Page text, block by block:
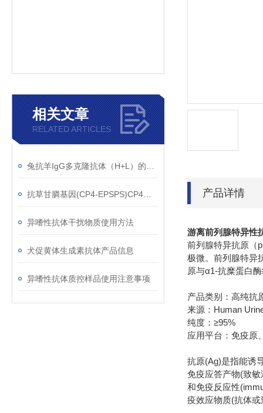
相关文章
RELATED ARTICLES
异嗜性抗体干扰物质使用方法
犬促黄体生成素抗体产品信息
异嗜性抗体质控样品使用注意事项
产品详情
游离前列腺特异性
前列腺特异抗原（
极微。前列腺特异
原与α1-抗糜蛋白
产品类别：高纯抗
来源：Human
纯度：≥95%
应用平台：免疫原
抗原(Ag)是指能诱
免疫应答产物(致
和免疫反应性
疫效应物质(抗体